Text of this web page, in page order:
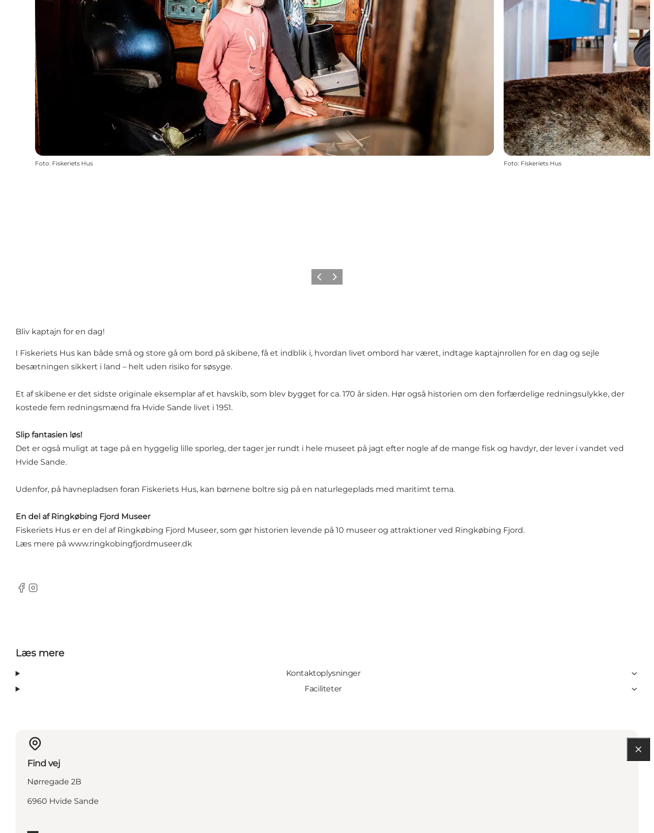
Foto: Fiskeriets Hus Foto: Fiskeriets Hus
ForrigeNæste
Bliv kaptajn for en dag!
I Fiskeriets Hus kan både små og store gå om bord på skibene, få et indblik i, hvordan livet ombord har været, indtage kaptajnrollen for en dag og sejle
besætningen sikkert i land – helt uden risiko for søsyge.
Et af skibene er det sidste originale eksemplar af et havskib, som blev bygget for ca. 170 år siden. Hør også historien om den forfærdelige redningsulykke, der
kostede fem redningsmænd fra Hvide Sande livet i 1951.
Slip fantasien løs!
Det er også muligt at tage på en hyggelig lille sporleg, der tager jer rundt i hele museet på jagt efter nogle af de mange fisk og havdyr, der lever i vandet ved
Hvide Sande.
Udenfor, på havnepladsen foran Fiskeriets Hus, kan børnene boltre sig på en naturlegeplads med maritimt tema.
En del af Ringkøbing Fjord Museer
Fiskeriets Hus er en del af Ringkøbing Fjord Museer, som gør historien levende på 10 museer og attraktioner ved Ringkøbing Fjord.
Læs mere på www.ringkobingfjordmuseer.dk
Facebook
Instagram
Læs mere
Kontaktoplysninger
Faciliteter
Find vej
Nørregade 2B
6960 Hvide Sande